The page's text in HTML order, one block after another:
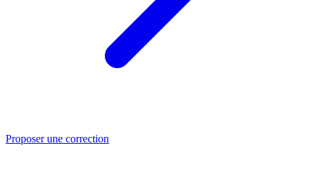
Proposer une correction